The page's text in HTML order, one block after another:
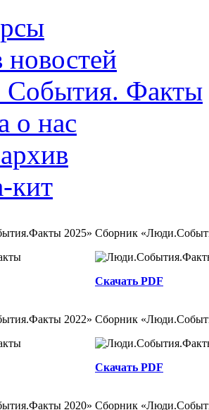
Факты
о нас
кит
2025» Сборник
Скачать PDF
2022» Сборник
Скачать PDF
2020» Сборник